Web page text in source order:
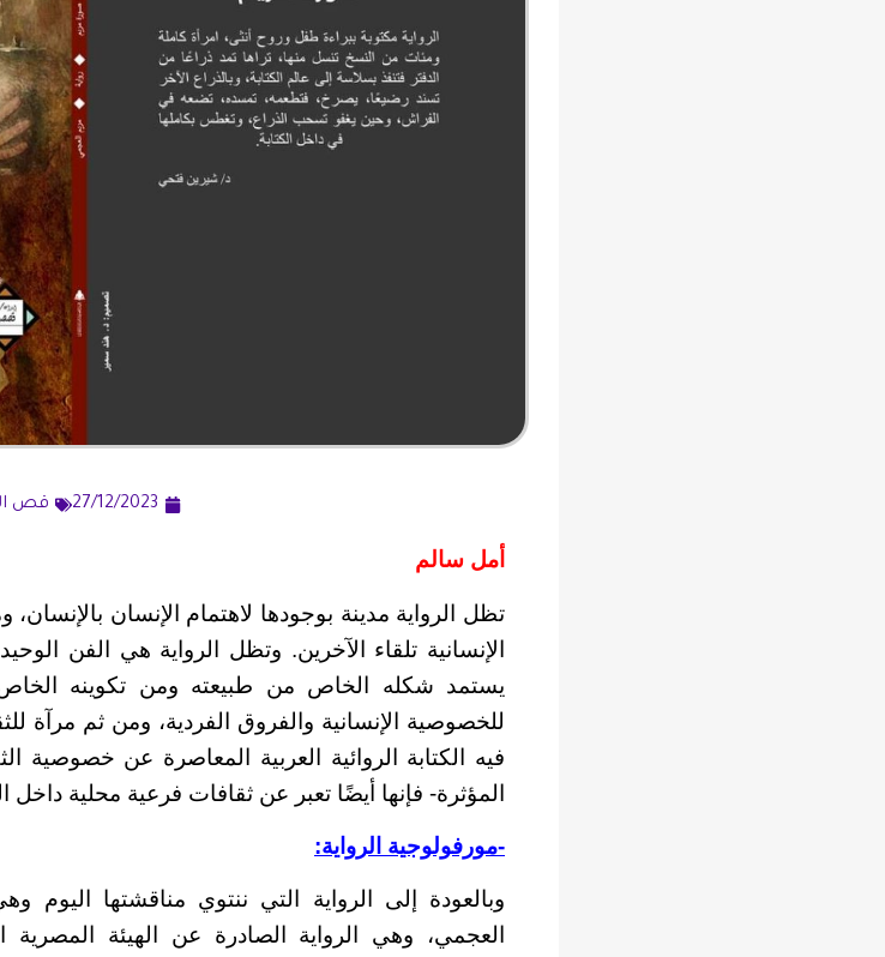
27/12/2023 قص
أمل سالم
تظل الرواية مدينة بوجودها لاهتمام الإنسان
الإنسانية تلقاء الآخرين. وتظل الرواية هي الفن
يستمد شكله الخاص من طبيعته ومن تكوينه
للخصوصية الإنسانية والفروق الفردية، ومن ثم مرآة
فيه الكتابة الروائية العربية المعاصرة عن خصوصية
المؤثرة- فإنها أيضًا تعبر عن ثقافات فرعية محلية داخل
-مورفولوجية الرواية:
وبالعودة إلى الرواية التي ننتوي مناقشتها اليوم
العجمي، وهي الرواية الصادرة عن الهيئة